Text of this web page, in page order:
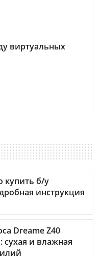
виртуальных
купить б/у
инструкция
Dreame Z40
сухая и влажная